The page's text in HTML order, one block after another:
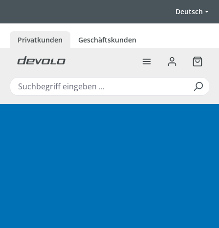
Deutsch
Privatkunden Geschäftskunden